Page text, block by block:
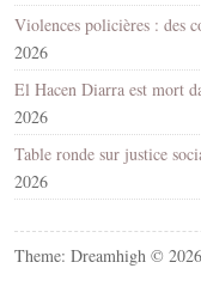
2026
2026
2026
Theme: Dreamhigh © 2026